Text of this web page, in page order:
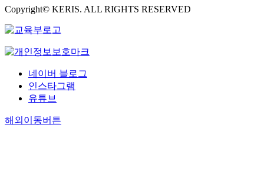
Copyright© KERIS. ALL RIGHTS RESERVED
네이버 블로그
인스타그램
유튜브
해외이동버튼